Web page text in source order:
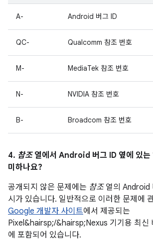
A- Android 버그 ID
QC- Qualcomm 참조 번호
M- MediaTek 참조 번호
N- NVIDIA 참조 번호
B- Broadcom 참조 번호
4. 참조열에서 Android 버그 ID 옆에 있는
미하나요?
공개되지 않은 문제에는 참조열의 Android
시가 있습니다. 일반적으로 이러한 문제에
Google 개발자 사이트에서 제공되는
Pixel&hairsp;/&hairsp;Nexus 기기용 최신
에 포함되어 있습니다.